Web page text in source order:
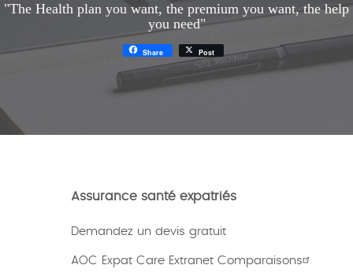
"The Health plan you want, the premium you want, the help
you need"
Share Post
Assurance santé expatriés
Demandez un devis gratuit
AOC Expat Care Extranet Comparaisons